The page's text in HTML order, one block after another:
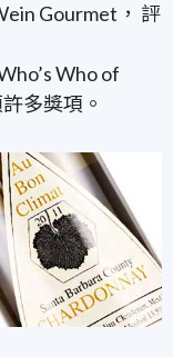
Gourmet， 評
Who of
多獎項。